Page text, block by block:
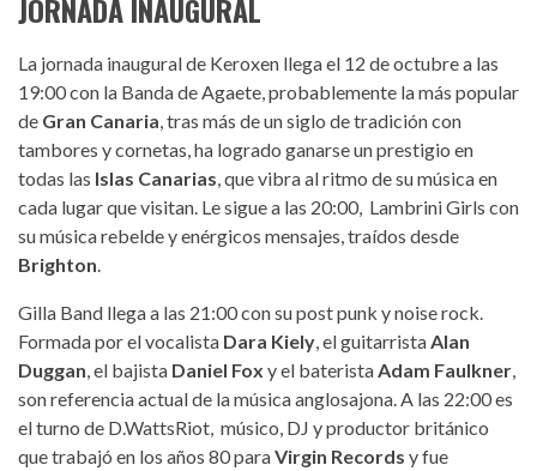
JORNADA INAUGURAL
La jornada inaugural de Keroxen llega el 12 de octubre a las
19:00 con la Banda de Agaete, probablemente la más popular
de Gran Canaria , tras más de un siglo de tradición con
tambores y cornetas, ha logrado ganarse un prestigio en
todas las Islas Canarias , que vibra al ritmo de su música en
cada lugar que visitan. Le sigue a las 20:00, Lambrini Girls con
su música rebelde y enérgicos mensajes, traídos desde
Brighton
Gilla Band llega a las 21:00 con su post punk y noise rock.
Formada por el vocalista Dara Kiely , el guitarrista Alan
Duggan , el bajista Daniel Fox y el baterista Adam Faulkner
son referencia actual de la música anglosajona. A las 22:00 es
el turno de D.WattsRiot, músico, DJ y productor británico
que trabajó en los años 80 paraVirgin Records y fue